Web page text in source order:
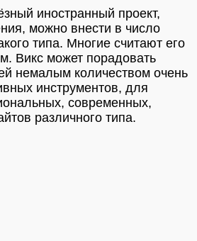
иностранный проект,
можно внести в число
типа. Многие считают его
Викс может порадовать
немалым количеством очень
инструментов, для
современных,
различного типа.